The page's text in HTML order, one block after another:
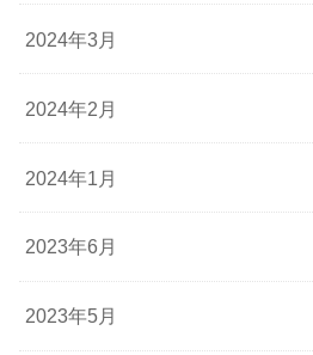
2024年3月
2024年2月
2024年1月
2023年6月
2023年5月